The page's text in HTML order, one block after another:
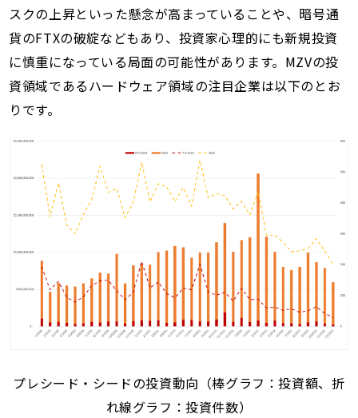
スクの上昇といった懸念が高まっていることや、暗号通
貨のFTXの破綻などもあり、投資家心理的にも新規投資
に慎重になっている局面の可能性があります。MZVの投
資領域であるハードウェア領域の注目企業は以下のとお
りです。
プレシード・シードの投資動向（棒グラフ：投資額、折
れ線グラフ：投資件数）